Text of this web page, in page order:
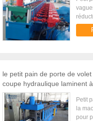
petit
le petit pain de porte de
coupe hydraulique laminent
Petit
la
pour